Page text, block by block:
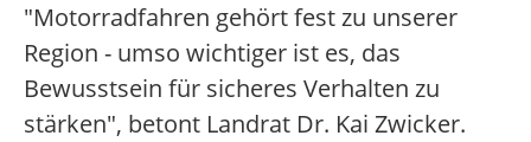
"Motorradfahren gehört fest zu unserer
Region - umso wichtiger ist es, das
Bewusstsein für sicheres Verhalten zu
stärken", betont Landrat Dr. Kai Zwicker.